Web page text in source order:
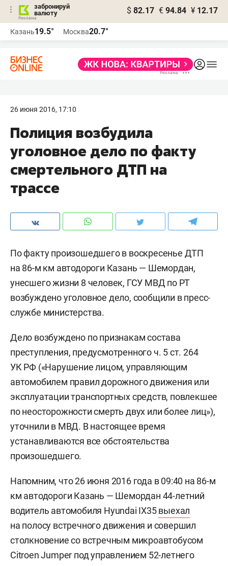
забронируй
валюту
$ 82.17 € 94.84 ¥ 12.17
Казань19.5° Москва20.7°
26 июня 2016, 17:10
Полиция возбудила
уголовное дело по факту
смертельного ДТП на
трассе
По факту произошедшего в воскресенье ДТП
на 86-м км автодороги Казань — Шемордан,
унесшего жизни 8 человек, ГСУ МВД по РТ
возбуждено уголовное дело, сообщили в пресс-
службе министерства.
Дело возбуждено по признакам состава
преступления, предусмотренного ч. 5 ст. 264
УК РФ («Нарушение лицом, управляющим
автомобилем правил дорожного движения или
эксплуатации транспортных средств, повлекшее
по неосторожности смерть двух или более лиц»),
уточнили в МВД. В настоящее время
устанавливаются все обстоятельства
произошедшего.
Напомним, что 26 июня 2016 года в 09:40 на 86-м
км автодороги Казань — Шемордан 44-летний
водитель автомобиля Hyundai IX35выехал
на полосу встречного движения и совершил
столкновение со встречным микроавтобусом
Citroen Jumper под управлением 52-летнего